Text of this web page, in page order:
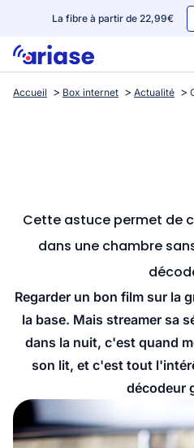
La fibre à partir de 22,99€
Box internet
Accueil Box internet Actualité
Cette astuce permet de
dans une chambre
Regarder un bon film sur la
la base. Mais streamer sa
dans la nuit, c'est quand
son lit, et c'est tout
décodeur